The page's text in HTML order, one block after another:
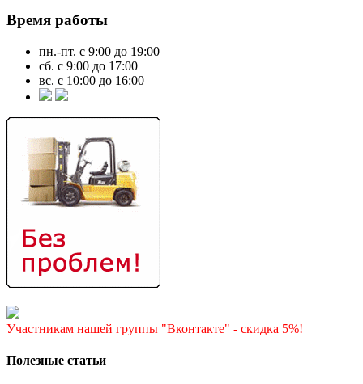
Время работы
пн.-пт. с 9:00 до 19:00
сб. с 9:00 до 17:00
вс. с 10:00 до 16:00
Участникам нашей группы "Вконтакте" - скидка 5%!
Полезные статьи